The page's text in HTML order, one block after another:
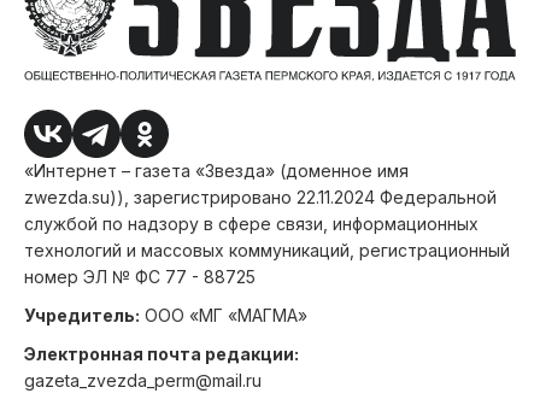
«Интернет – газета «Звезда» (доменное имя
zwezda.su)), зарегистрировано 22.11.2024 Федеральной
службой по надзору в сфере связи, информационных
технологий и массовых коммуникаций, регистрационный
номер ЭЛ № ФС 77 - 88725
Учредитель: ООО «МГ «МАГМА»
Электронная почта редакции:
gazeta_zvezda_perm@mail.ru